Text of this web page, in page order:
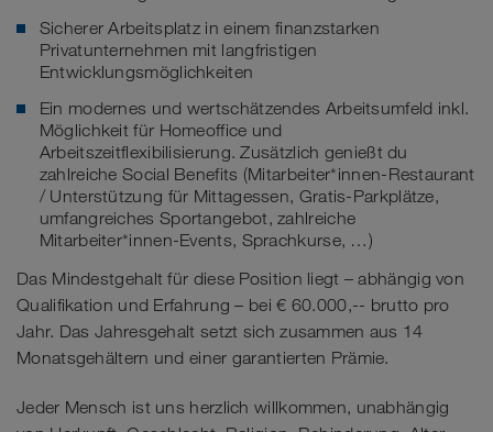
Sicherer Arbeitsplatz in einem finanzstarken
Privatunternehmen mit langfristigen
Entwicklungsmöglichkeiten
Ein modernes und wertschätzendes Arbeitsumfeld inkl.
Möglichkeit für Homeoffice und
Arbeitszeitflexibilisierung. Zusätzlich genießt du
zahlreiche Social Benefits (Mitarbeiter*innen-Restaurant
/ Unterstützung für Mittagessen, Gratis-Parkplätze,
umfangreiches Sportangebot, zahlreiche
Mitarbeiter*innen-Events, Sprachkurse, …)
Das Mindestgehalt für diese Position liegt – abhängig von
Qualifikation und Erfahrung – bei € 60.000,-- brutto pro
Jahr. Das Jahresgehalt setzt sich zusammen aus 14
Monatsgehältern und einer garantierten Prämie.
Jeder Mensch ist uns herzlich willkommen, unabhängig